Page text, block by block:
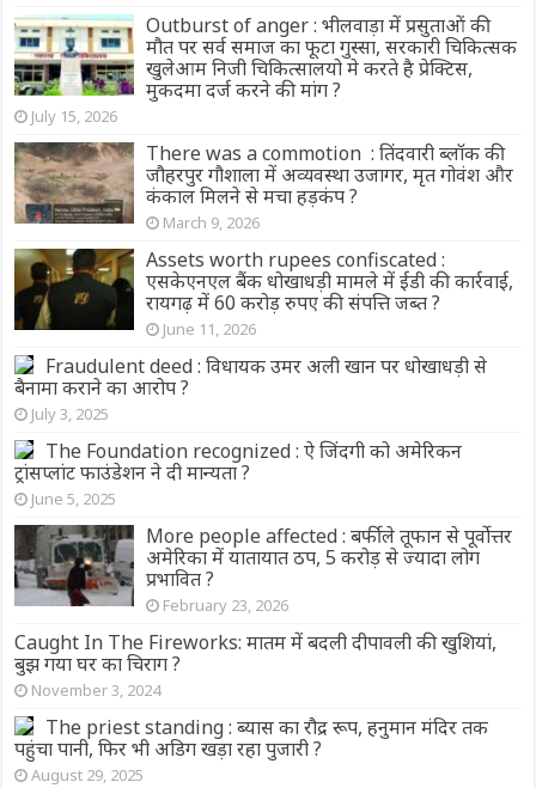
Outburst of anger : भीलवाड़ा में प्रसुताओं की
मौत पर सर्व समाज का फूटा गुस्सा, सरकारी चिकित्सक
खुलेआम निजी चिकित्सालयो मे करते है प्रेक्टिस,
मुकदमा दर्ज करने की मांग ?
July 15, 2026
There was a commotion : तिंदवारी ब्लॉक की
जौहरपुर गौशाला में अव्यवस्था उजागर, मृत गोवंश और
कंकाल मिलने से मचा हड़कंप ?
March 9, 2026
Assets worth rupees confiscated :
एसकेएनएल बैंक धोखाधड़ी मामले में ईडी की कार्रवाई,
रायगढ़ में 60 करोड़ रुपए की संपत्ति जब्त ?
June 11, 2026
Fraudulent deed : विधायक उमर अली खान पर धोखाधड़ी से
बैनामा कराने का आरोप ?
July 3, 2025
The Foundation recognized : ऐ जिंदगी को अमेरिकन
ट्रांसप्लांट फाउंडेशन ने दी मान्यता ?
June 5, 2025
More people affected : बर्फीले तूफान से पूर्वोत्तर
अमेरिका में यातायात ठप, 5 करोड़ से ज्यादा लोग
प्रभावित ?
February 23, 2026
Caught In The Fireworks: मातम में बदली दीपावली की खुशियां,
बुझ गया घर का चिराग ?
November 3, 2024
The priest standing : ब्यास का रौद्र रूप, हनुमान मंदिर तक
पहुंचा पानी, फिर भी अडिग खड़ा रहा पुजारी ?
August 29, 2025